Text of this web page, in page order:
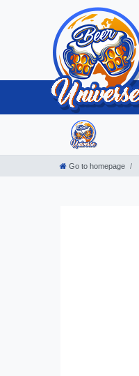
Go to homepage